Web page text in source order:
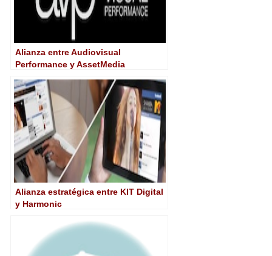
Alianza entre Audiovisual
Performance y AssetMedia
Alianza estratégica entre KIT Digital
y Harmonic